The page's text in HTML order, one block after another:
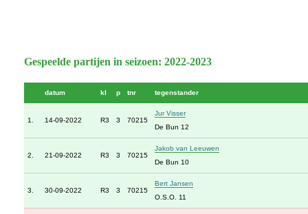
Gespeelde partijen in seizoen: 2022-2023
datum kl p tnr tegenstander
1. 14-09-2022 R3 3 70215
Jur Visser
De Bun 12
2. 21-09-2022 R3 3 70215
Jakob van Leeuwen
De Bun 10
3. 30-09-2022 R3 3 70215
Bert Jansen
O.S.O. 11